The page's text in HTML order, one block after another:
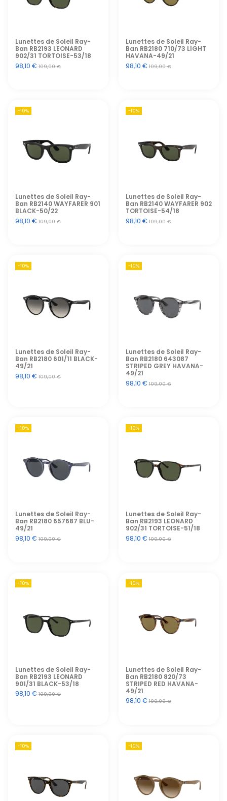
Lunettes de Soleil Ray-
Ban RB2193 LEONARD
902/31 TORTOISE-53/18
98,10 €109,00 €
Lunettes de Soleil Ray-
Ban RB2180 710/73 LIGHT
HAVANA-49/21
98,10 €109,00 €
-10%
Lunettes de Soleil Ray-
Ban RB2140 WAYFARER 901
BLACK-50/22
98,10 €109,00 €
-10%
Lunettes de Soleil Ray-
Ban RB2140 WAYFARER 902
TORTOISE-54/18
98,10 €109,00 €
-10%
Lunettes de Soleil Ray-
Ban RB2180 601/11 BLACK-
49/21
98,10 €109,00 €
-10%
Lunettes de Soleil Ray-
Ban RB2180 643087
STRIPED GREY HAVANA-
49/21
98,10 €109,00 €
-10%
Lunettes de Soleil Ray-
Ban RB2180 657687 BLU-
49/21
98,10 €109,00 €
-10%
Lunettes de Soleil Ray-
Ban RB2193 LEONARD
902/31 TORTOISE-51/18
98,10 €109,00 €
-10%
Lunettes de Soleil Ray-
Ban RB2193 LEONARD
901/31 BLACK-53/18
98,10 €109,00 €
-10%
Lunettes de Soleil Ray-
Ban RB2180 820/73
STRIPED RED HAVANA-
49/21
98,10 €109,00 €
-10% -10%